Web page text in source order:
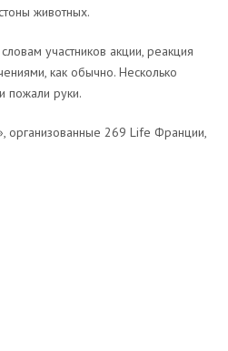
животных.
участников акции, реакция
как обычно. Несколько
пожали руки.
организованные 269 Life Франции,